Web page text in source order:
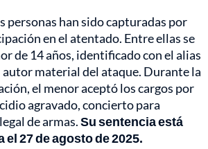
personas han sido capturadas por
en el atentado. Entre ellas se
de 14 años, identificado con el alias
autor material del ataque. Durante la
el menor aceptó los cargos por
agravado, concierto para
de armas.Su sentencia está
27 de agosto de 2025.